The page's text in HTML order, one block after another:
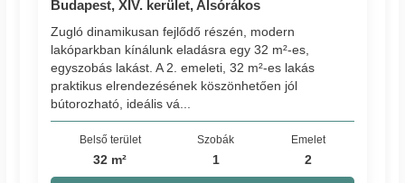
Budapest, XIV. kerület, Alsórákos
Zugló dinamikusan fejlődő részén, modern
lakóparkban kínálunk eladásra egy 32 m²-es,
egyszobás lakást. A 2. emeleti, 32 m²-es lakás
praktikus elrendezésének köszönhetően jól
bútorozható, ideális vá...
Belső terület
32 m²
Szobák
1
Emelet
2